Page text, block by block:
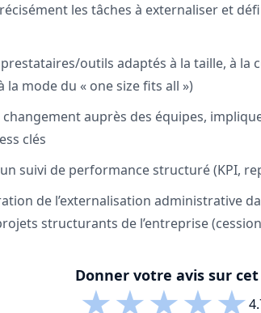
les tâches à externaliser et
outils adaptés à la taille, à la
la mode du « one size fits all »)
auprès des équipes,
clés
suivi de performance structuré (KPI,
de l’externalisation administrative
structurants de l’entreprise
Donner votre avis sur
★★★★★